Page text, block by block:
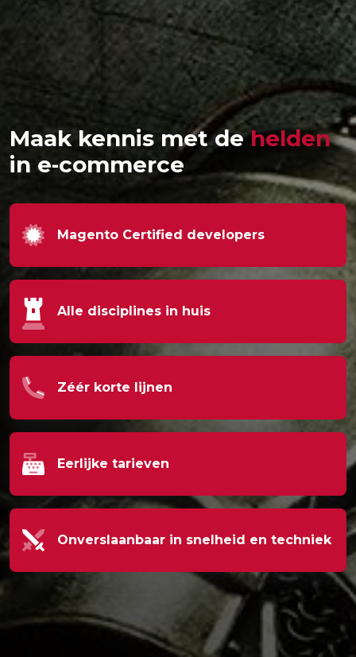
Maak kennis met dehelden
in e‑commerce
Magento Certified developers
Alle disciplines in huis
Zéér korte lijnen
Eerlijke tarieven
Onverslaanbaar in snelheid en techniek